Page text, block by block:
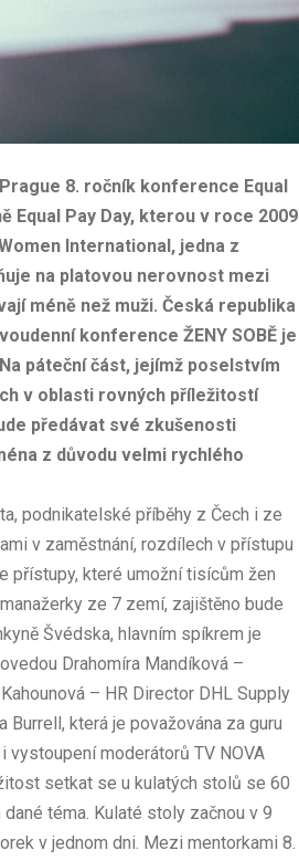
8. ročník konference Equal
Equal Pay Day, kterou v roce 2009
International, jedna z
na platovou nerovnost mezi
méně než muži. Česká republika
konference ŽENY SOBĚ je
páteční část, jejímž poselstvím
v oblasti rovných příležitostí
předávat své zkušenosti
z důvodu velmi rychlého
podnikatelské příběhy z Čech i ze
v zaměstnání, rozdílech v přístupu
přístupy, které umožní tisícům žen
ze 7 zemí, zajištěno bude
Švédska, hlavním spíkrem je
Drahomíra Mandíková –
– HR Director DHL Supply
která je považována za guru
vystoupení moderátorů TV NOVA
setkat se u kulatých stolů se 60
téma. Kulaté stoly začnou v 9
v jednom dni. Mezi mentorkami 8.